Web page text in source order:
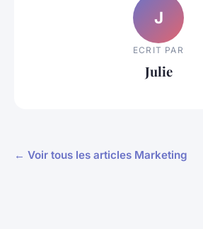
J
ECRIT PAR
Julie
← Voir tous les articles Marketing